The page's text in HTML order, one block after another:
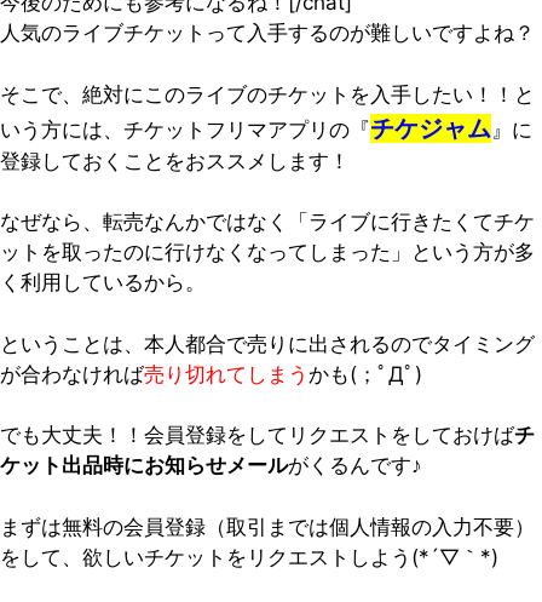
人気のライブチケットって入手するのが難しいですよね？
そこで、絶対にこのライブのチケットを入手したい！！と
いう方には、チケットフリマアプリの『チケジャム 』に
登録しておくことをおススメします！
なぜなら、転売なんかではなく「ライブに行きたくてチケ
ットを取ったのに行けなくなってしまった」という方が多
く利用しているから。
ということは、本人都合で売りに出されるのでタイミング
が合わなければ売り切れてしまう かも(；ﾟДﾟ)
でも大丈夫！！会員登録をしてリクエストをしておけばチ
ケット出品時にお知らせメールがくるんです♪
まずは無料の会員登録（取引までは個人情報の入力不要）
をして、欲しいチケットをリクエストしよう(*´▽｀*)